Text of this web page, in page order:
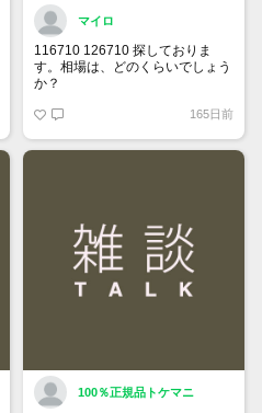
マイロ
116710 126710 探しておりま
す。相場は、どのくらいでしょう
か？
165日前
100％正規品トケマニ